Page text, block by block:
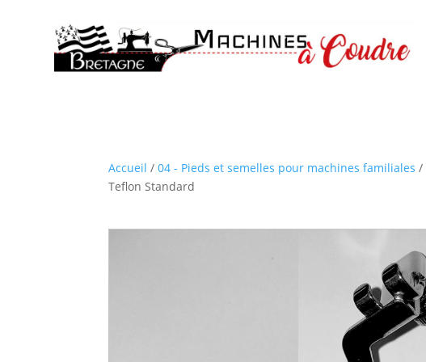
Accueil /04 - Pieds et semelles pour machines familiales /
Teflon Standard